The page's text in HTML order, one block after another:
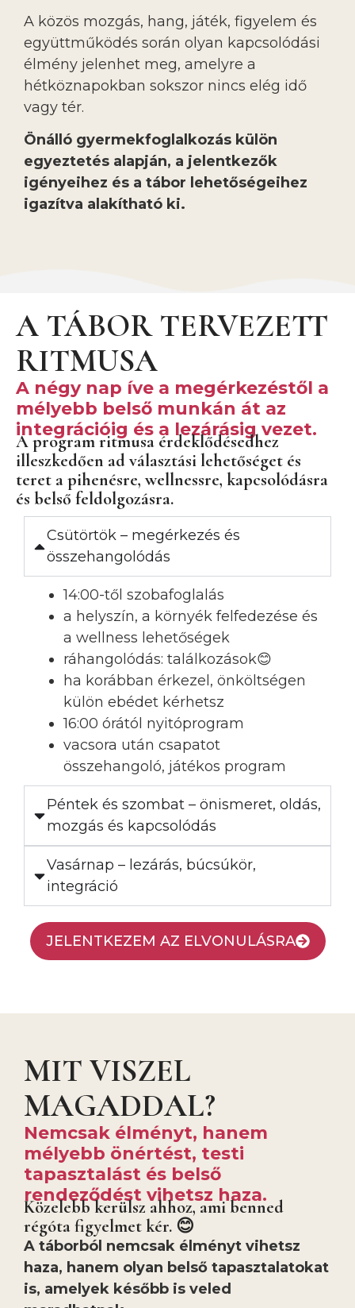
A közös mozgás, hang, játék, figyelem és
együttműködés során olyan kapcsolódási
élmény jelenhet meg, amelyre a
hétköznapokban sokszor nincs elég idő
vagy tér.
Önálló gyermekfoglalkozás külön
egyeztetés alapján, a jelentkezők
igényeihez és a tábor lehetőségeihez
igazítva alakítható ki.
A TÁBOR TERVEZETT
RITMUSA
A négy nap íve a megérkezéstől a
mélyebb belső munkán át az
integrációig és a lezárásig vezet.
A program ritmusa érdeklődésedhez
illeszkedően ad választási lehetőséget és
teret a pihenésre, wellnessre, kapcsolódásra
és belső feldolgozásra.
Csütörtök – megérkezés és
összehangolódás
14:00-től szobafoglalás
a helyszín, a környék felfedezése és
a wellness lehetőségek
ráhangolódás: találkozások😊
ha korábban érkezel, önköltségen
külön ebédet kérhetsz
16:00 órától nyitóprogram
vacsora után csapatot
összehangoló, játékos program
Péntek és szombat – önismeret, oldás,
mozgás és kapcsolódás
Vasárnap – lezárás, búcsúkör,
integráció
JELENTKEZEM AZ ELVONULÁSRA
MIT VISZEL
MAGADDAL?
Nemcsak élményt, hanem
mélyebb önértést, testi
tapasztalást és belső
rendeződést vihetsz haza.
Közelebb kerülsz ahhoz, ami benned
régóta figyelmet kér. 😊
A táborból nemcsak élményt vihetsz
haza, hanem olyan belső tapasztalatokat
is, amelyek később is veled